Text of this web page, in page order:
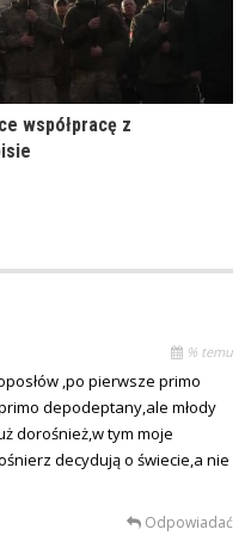
współpracę z
% temu
,po pierwsze primo
depodeptany,ale młody
dorośnież,w tym moje
decydują o świecie,a nie
Odpowiadać